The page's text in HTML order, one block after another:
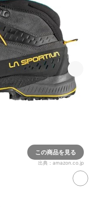
この商品を見る
出典： amazon.co.jp